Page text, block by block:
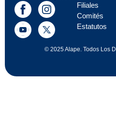
Filiales
Comités
Estatutos
© 2025 Alape. Todos Los